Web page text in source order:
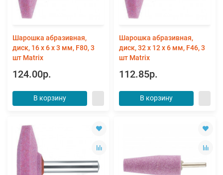
Шарошка абразивная,
диск, 16 x 6 x 3 мм, F80, 3
шт Matrix
124.00р.
В корзину
Шарошка абразивная,
диск, 32 x 12 x 6 мм, F46, 3
шт Matrix
112.85р.
В корзину